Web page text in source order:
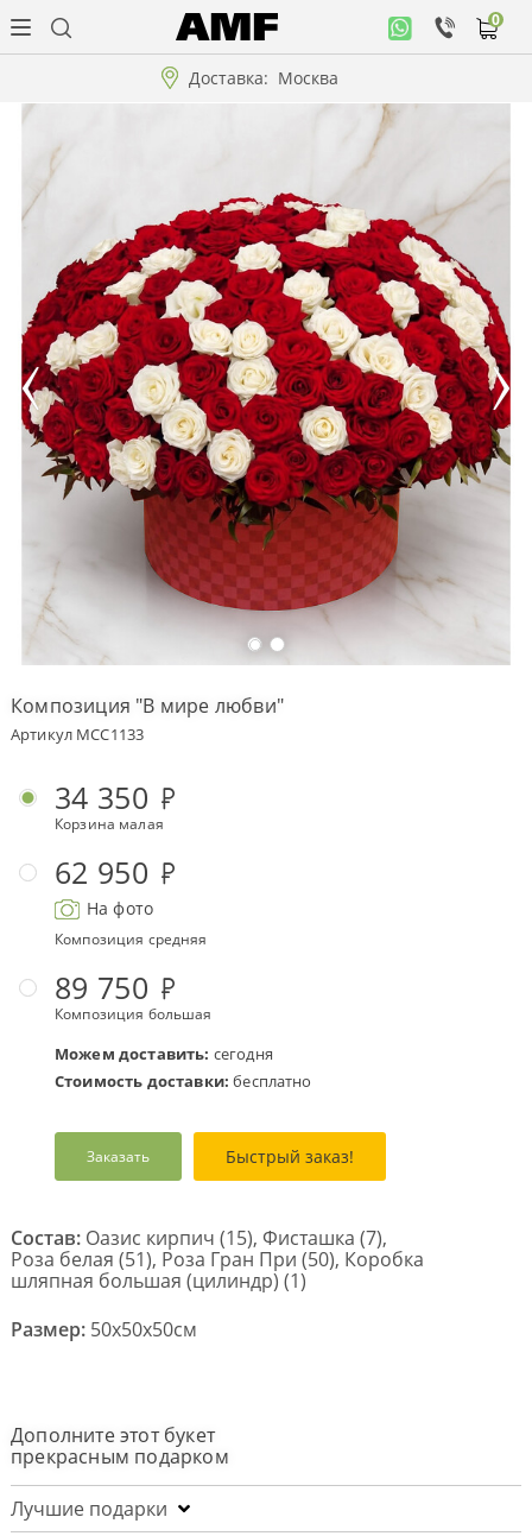
Доставка: Москва
0
кабинет
Музыкальная
Цветы
Композиции
"ВАУ"!!!
Коллекции!!!
Розы
Оплата
заказа
Условия
Бонусная
программа
Корпоративным
клиентам
связь
компании
language
to
English
Композиция "В мире любви"
Артикул MCC1133
34 350
Корзина малая
62 950
На фото
Композиция средняя
89 750
Композиция большая
Можем доставить: сегодня
Стоимость доставки: бесплатно
Заказать Быстрый заказ!
Состав: Оазис кирпич (15), Фисташка (7),
Роза белая (51), Роза Гран При (50), Коробка
шляпная большая (цилиндр) (1)
Размер: 50x50x50см
Дополните этот букет
прекрасным подарком
Лучшие подарки